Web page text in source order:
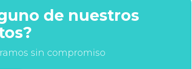
de nuestros
sin compromiso